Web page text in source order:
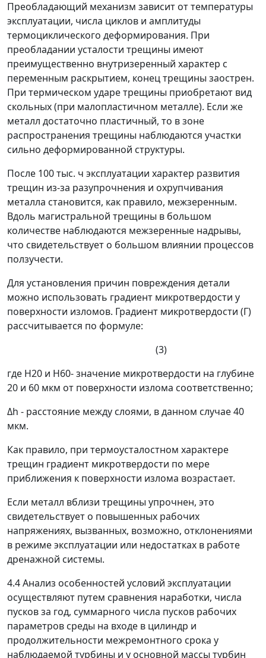
Преобладающий механизм зависит от температуры
эксплуатации, числа циклов и амплитуды
термоциклического деформирования. При
преобладании усталости трещины имеют
преимущественно внутризеренный характер с
переменным раскрытием, конец трещины заострен.
При термическом ударе трещины приобретают вид
скольных (при малопластичном металле). Если же
металл достаточно пластичный, то в зоне
распространения трещины наблюдаются участки
сильно деформированной структуры.
После 100 тыс. ч эксплуатации характер развития
трещин из-за разупрочнения и охрупчивания
металла становится, как правило, межзеренным.
Вдоль магистральной трещины в большом
количестве наблюдаются межзеренные надрывы,
что свидетельствует о большом влиянии процессов
ползучести.
Для установления причин повреждения детали
можно использовать градиент микротвердости у
поверхности изломов. Градиент микротвердости (Г)
рассчитывается по формуле:
(3)
где H20 и H60- значение микротвердости на глубине
20 и 60 мкм от поверхности излома соответственно;
Δh - расстояние между слоями, в данном случае 40
мкм.
Как правило, при термоусталостном характере
трещин градиент микротвердости по мере
приближения к поверхности излома возрастает.
Если металл вблизи трещины упрочнен, это
свидетельствует о повышенных рабочих
напряжениях, вызванных, возможно, отклонениями
в режиме эксплуатации или недостатках в работе
дренажной системы.
4.4 Анализ особенностей условий эксплуатации
осуществляют путем сравнения наработки, числа
пусков за год, суммарного числа пусков рабочих
параметров среды на входе в цилиндр и
продолжительности межремонтного срока у
наблюдаемой турбины и у основной массы турбин